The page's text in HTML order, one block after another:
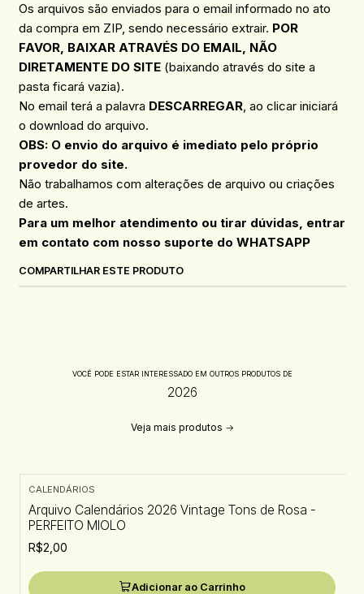
Os arquivos são enviados para o email informado no ato
da compra em ZIP, sendo necessário extrair. POR
FAVOR, BAIXAR ATRAVÉS DO EMAIL, NÃO
DIRETAMENTE DO SITE(baixando através do site a
pasta ficará vazia).
No email terá a palavra DESCARREGAR, ao clicar iniciará
o download do arquivo.
OBS: O envio do arquivo é imediato pelo próprio
provedor do site.
Não trabalhamos com alterações de arquivo ou criações
de artes.
Para um melhor atendimento ou tirar dúvidas, entrar
em contato com nosso suporte do WHATSAPP
COMPARTILHAR ESTE PRODUTO
VOCÊ PODE ESTAR INTERESSADO EM OUTROS PRODUTOS DE
2026
Veja mais produtos
CALENDÁRIOS
Arquivo Calendários 2026 Vintage Tons de Rosa -
PERFEITO MIOLO
R$2,00
Adicionar ao Carrinho